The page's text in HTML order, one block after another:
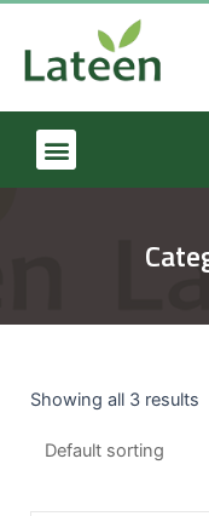
Showing all 3 results